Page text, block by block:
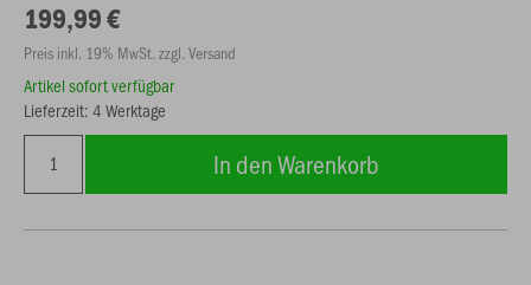
199,99 €
Preis inkl. 19% MwSt. zzgl. Versand
Artikel sofort verfügbar
Lieferzeit: 4 Werktage
In den Warenkorb